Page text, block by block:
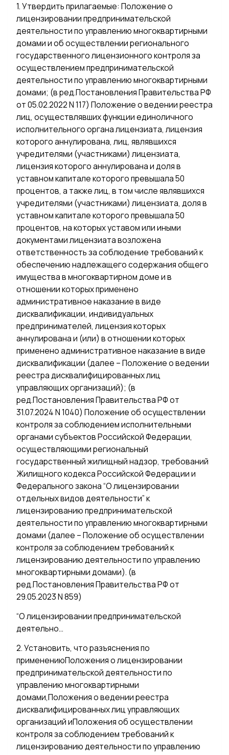
1. Утвердить прилагаемые: Положение о
лицензировании предпринимательской
деятельности по управлению многоквартирными
домами и об осуществлении регионального
государственного лицензионного контроля за
осуществлением предпринимательской
деятельности по управлению многоквартирными
домами; (в ред.Постановления Правительства РФ
от 05.02.2022 N 117) Положение о ведении реестра
лиц, осуществлявших функции единоличного
исполнительного органа лицензиата, лицензия
которого аннулирована, лиц, являвшихся
учредителями (участниками) лицензиата,
лицензия которого аннулирована и доля в
уставном капитале которого превышала 50
процентов, а также лиц, в том числе являвшихся
учредителями (участниками) лицензиата, доля в
уставном капитале которого превышала 50
процентов, на которых уставом или иными
документами лицензиата возложена
ответственность за соблюдение требований к
обеспечению надлежащего содержания общего
имущества в многоквартирном доме и в
отношении которых применено
административное наказание в виде
дисквалификации, индивидуальных
предпринимателей, лицензия которых
аннулирована и (или) в отношении которых
применено административное наказание в виде
дисквалификации (далее – Положение о ведении
реестра дисквалифицированных лиц
управляющих организаций); (в
ред.Постановления Правительства РФ от
31.07.2024 N 1040) Положение об осуществлении
контроля за соблюдением исполнительными
органами субъектов Российской Федерации,
осуществляющими региональный
государственный жилищный надзор, требований
Жилищного кодекса Российской Федерации и
Федерального закона “О лицензировании
отдельных видов деятельности” к
лицензированию предпринимательской
деятельности по управлению многоквартирными
домами (далее – Положение об осуществлении
контроля за соблюдением требований к
лицензированию деятельности по управлению
многоквартирными домами). (в
ред.Постановления Правительства РФ от
29.05.2023 N 859)
“О лицензировании предпринимательской
деятельно…
2. Установить, что разъяснения по
применениюПоложения о лицензировании
предпринимательской деятельности по
управлению многоквартирными
домами,Положения о ведении реестра
дисквалифицированных лиц управляющих
организаций иПоложения об осуществлении
контроля за соблюдением требований к
лицензированию деятельности по управлению